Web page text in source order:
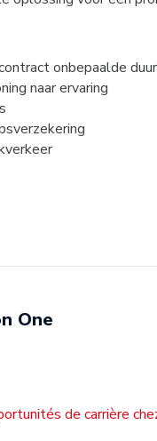
onbepaalde duur
naar ervaring
One
de carrière